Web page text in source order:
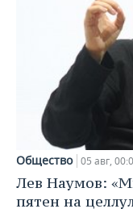
Общество 05 авг,
Лев Наумов:
пятен на